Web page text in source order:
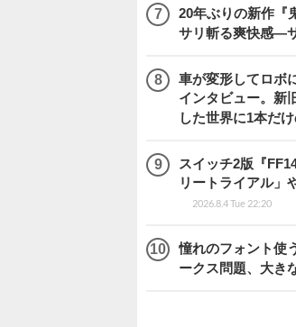
20年ぶりの新作『
サリ斬る爽快感―
車が変形してロボ
インタビュー。新
した世界に1本だ
スイッチ2版『
リートライアル」
2026.8.4 Tue 22:20
憧れのフォント使
ークス問題、大き